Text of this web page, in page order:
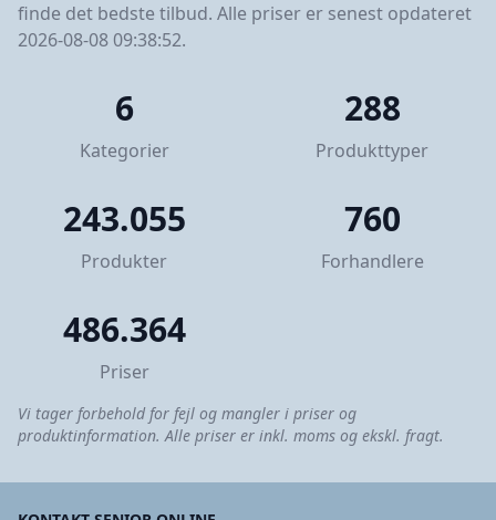
finde det bedste tilbud. Alle priser er senest opdateret
2026-08-08 09:38:52.
6
Kategorier
288
Produkttyper
243.055
Produkter
760
Forhandlere
486.364
Priser
Vi tager forbehold for fejl og mangler i priser og
produktinformation. Alle priser er inkl. moms og ekskl. fragt.